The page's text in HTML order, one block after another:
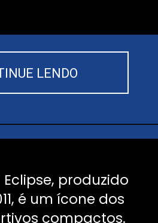
LENDO
produzido
é um ícone dos
compactos.